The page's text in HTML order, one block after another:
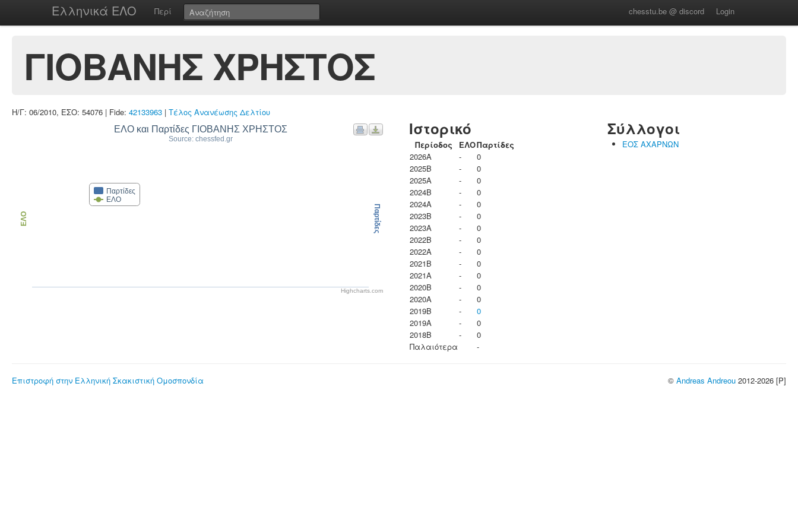
Ελληνικά ΕΛΟ Περί chesstu.be @ discord Login
ΓΙΟΒΑΝΗΣ ΧΡΗΣΤΟΣ
Η/Γ: 06/2010, ΕΣΟ: 54076 | Fide: 42133963 | Τέλος Ανανέωσης Δελτίου
ΕΛΟ και Παρτίδες ΓΙΟΒΑΝΗΣ ΧΡΗΣΤΟΣ
Source: chessfed.gr
Παρτίδες
ΕΛΟ
ΕΛΟ Παρτίδες
Highcharts.com
Ιστορικό
Περίοδος ΕΛΟΠαρτίδες
2026A
-
0
2025B
-
0
2025A
-
0
2024B
-
0
2024A
-
0
2023B
-
0
2023Α
-
0
2022B
-
0
2022A
-
0
2021B
-
0
2021A
-
0
2020B
-
0
2020A
-
0
2019B
-
0
2019A
-
0
2018B
-
0
Παλαιότερα
-
Σύλλογοι
ΕΟΣ ΑΧΑΡΝΩΝ
Επιστροφή στην Ελληνική Σκακιστική Ομοσπονδία © Andreas Andreou 2012-2026 [P]